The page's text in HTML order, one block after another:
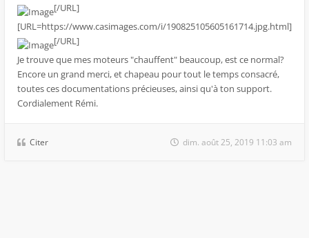
[/URL]
[URL=https://www.casimages.com/i/190825105605161714.jpg.html]
[/URL]
Je trouve que mes moteurs "chauffent" beaucoup, est ce normal?
Encore un grand merci, et chapeau pour tout le temps consacré,
toutes ces documentations précieuses, ainsi qu'à ton support.
Cordialement Rémi.
Citer dim. août 25, 2019 11:03 am